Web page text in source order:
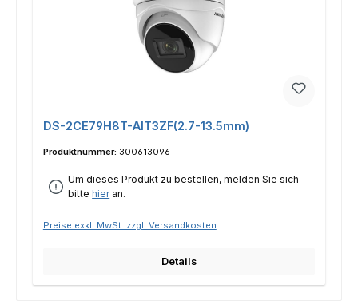
DS-2CE79H8T-AIT3ZF(2.7-13.5mm)
Produktnummer: 300613096
Um dieses Produkt zu bestellen, melden Sie sich
bittehieran.
Preise exkl. MwSt. zzgl. Versandkosten
Details